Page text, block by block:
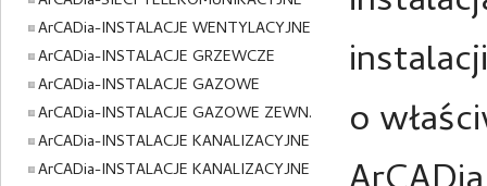
ArCADia-INSTALACJE WENTYLACYJNE
ArCADia-INSTALACJE GRZEWCZE
ArCADia-INSTALACJE GAZOWE
ArCADia-INSTALACJE GAZOWE ZEWN.
ArCADia-INSTALACJE KANALIZACYJNE
ArCADia-INSTALACJE KANALIZACYJNE
o